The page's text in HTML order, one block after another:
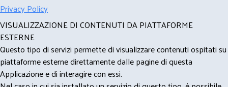
Privacy Policy
VISUALIZZAZIONE DI CONTENUTI DA PIATTAFORME
ESTERNE
Questo tipo di servizi permette di visualizzare contenuti ospitati su
piattaforme esterne direttamente dalle pagine di questa
Applicazione e di interagire con essi.